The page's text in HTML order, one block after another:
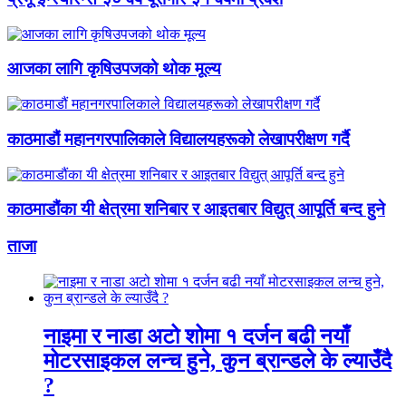
आजका लागि कृषिउपजको थोक मूल्य
काठमाडौं महानगरपालिकाले विद्यालयहरूको लेखापरीक्षण गर्दै
काठमाडौंका यी क्षेत्रमा शनिबार र आइतबार विद्युत् आपूर्ति बन्द हुने
ताजा
नाइमा र नाडा अटो शोमा १ दर्जन बढी नयाँ
मोटरसाइकल लन्च हुने, कुन ब्रान्डले के ल्याउँदै
?